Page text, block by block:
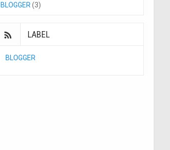
BLOGGER (3)
LABEL
BLOGGER